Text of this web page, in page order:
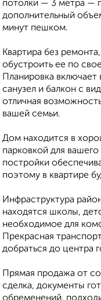
потолки — 3 метра —
дополнительный
минут пешком.
Квартира без
обустроить ее по
Планировка
санузел и балкон с
отличная
вашей семьи.
Дом находится в
парковкой для
постройки
поэтому в квартире
Инфраструктура
находятся школы,
необходимое для
Прекрасная
добраться до центра
Прямая продажа от
сделка, документы